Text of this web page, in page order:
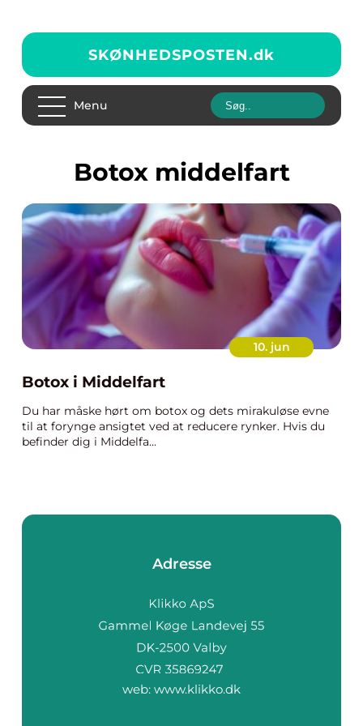
SKØNHEDSPOSTEN.dk
Menu
botox middelfart
10. jun
Botox i Middelfart
Du har måske hørt om botox og dets mirakuløse evne
til at forynge ansigtet ved at reducere rynker. Hvis du
befinder dig i Middelfa...
Adresse
web: www.klikko.dk